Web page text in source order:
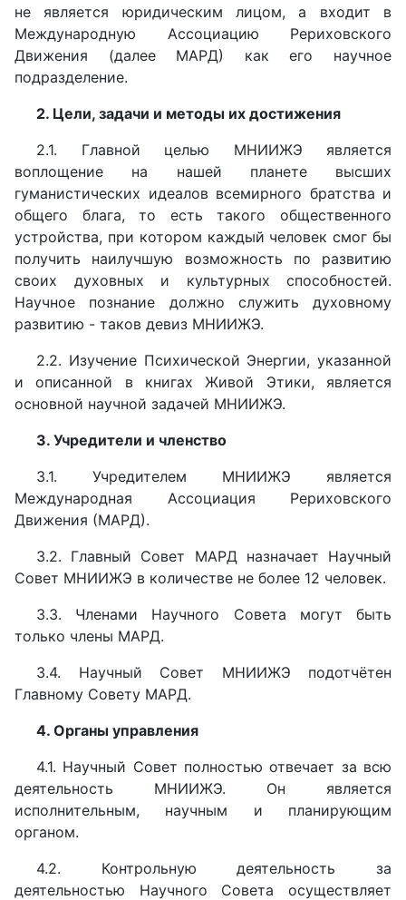
не является юридическим лицом, а входит в
Международную Ассоциацию Рериховского
Движения (далее МАРД) как его научное
подразделение.
2. Цели, задачи и методы их достижения
2.1. Главной целью МНИИЖЭ является
воплощение на нашей планете высших
гуманистических идеалов всемирного братства и
общего блага, то есть такого общественного
устройства, при котором каждый человек смог бы
получить наилучшую возможность по развитию
своих духовных и культурных способностей.
Научное познание должно служить духовному
развитию - таков девиз МНИИЖЭ.
2.2. Изучение Психической Энергии, указанной
и описанной в книгах Живой Этики, является
основной научной задачей МНИИЖЭ.
3. Учредители и членство
3.1. Учредителем МНИИЖЭ является
Международная Ассоциация Рериховского
Движения (МАРД).
3.2. Главный Совет МАРД назначает Научный
Совет МНИИЖЭ в количестве не более 12 человек.
3.3. Членами Научного Совета могут быть
только члены МАРД.
3.4. Научный Совет МНИИЖЭ подотчётен
Главному Совету МАРД.
4. Органы управления
4.1. Научный Совет полностью отвечает за всю
деятельность МНИИЖЭ. Он является
исполнительным, научным и планирующим
органом.
4.2. Контрольную деятельность за
деятельностью Научного Совета осуществляет